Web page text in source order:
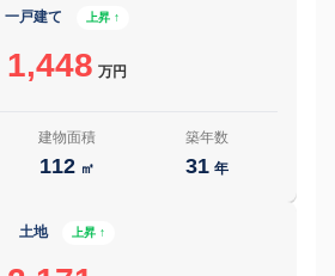
一戸建て 上昇 ↑
1,448 万円
建物面積
112 ㎡
築年数
31 年
土地 上昇 ↑